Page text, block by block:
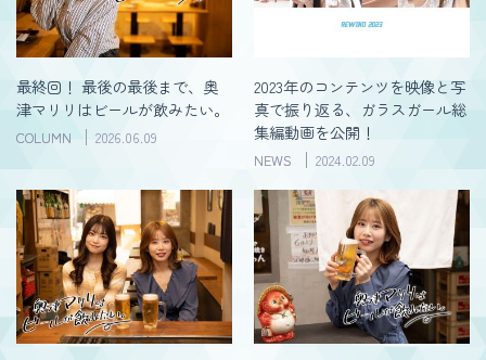
最終回！ 最後の最後まで、奥
津マリリはビールが飲みたい。
COLUMN 2026.06.09
2023年のコンテンツを映像と写
真で振り返る、ガラスガール総
集編動画を公開！
NEWS 2024.02.09